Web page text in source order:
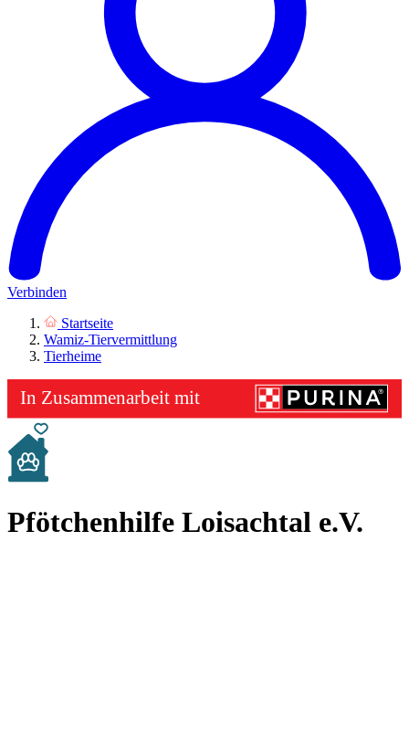
Verbinden
Startseite
Wamiz-Tiervermittlung
Tierheime
Pfötchenhilfe Loisachtal e.V.